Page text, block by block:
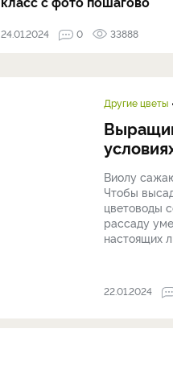
24.01.2024 0 33888
Другие цветы
Виолу
Чтобы
цветоводы
рассаду
настоящих
22.01.2024